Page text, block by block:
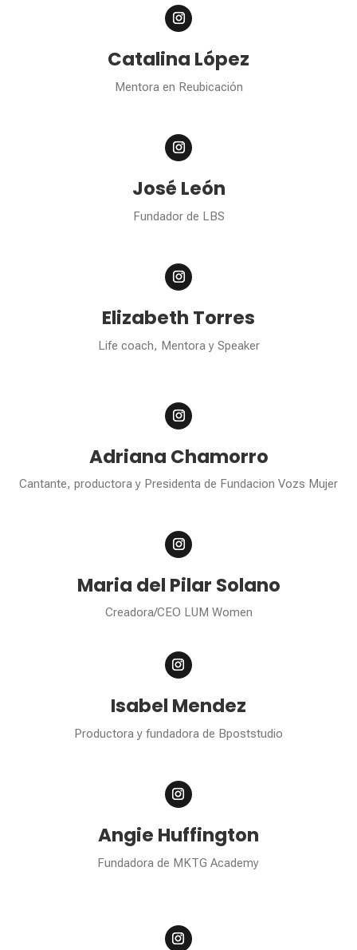
Catalina López
Mentora en Reubicación
José León
Fundador de LBS
Elizabeth Torres
Life coach, Mentora y Speaker
Adriana Chamorro
Cantante, productora y Presidenta de Fundacion Vozs Mujer
Maria del Pilar Solano
Creadora/CEO LUM Women
Isabel Mendez
Productora y fundadora de Bpoststudio
Angie Huffington
Fundadora de MKTG Academy